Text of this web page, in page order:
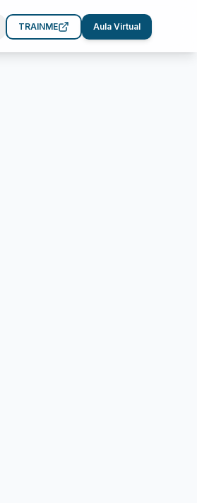
TRAINME Aula Virtual